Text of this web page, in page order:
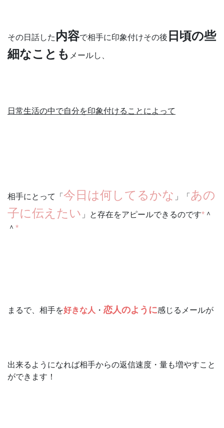
その日話した 内容で相手に印象付けその後 日頃の些
細なことも メールし、
日常生活の中で自分を印象付けることによって
相手にとって「 今日は何してるかな 」「 あの
子に伝えたい 」と存在をアピールできるのです* ＾
＾ *
まるで、相手を好きな人 ・ 恋人のように感じるメールが
出来るようになれば相手からの返信速度・量も増やすこと
ができます！